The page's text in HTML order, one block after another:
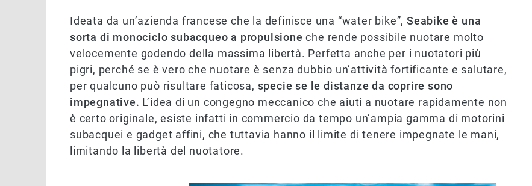
Ideata da un’azienda francese che la definisce una “water bike”, Seabike è una
sorta di monociclo subacqueo a propulsione che rende possibile nuotare molto
velocemente godendo della massima libertà. Perfetta anche per i nuotatori più
pigri, perché se è vero che nuotare è senza dubbio un’attività fortificante e salutare,
per qualcuno può risultare faticosa, specie se le distanze da coprire sono
impegnative. L’idea di un congegno meccanico che aiuti a nuotare rapidamente non
è certo originale, esiste infatti in commercio da tempo un’ampia gamma di motorini
subacquei e gadget affini, che tuttavia hanno il limite di tenere impegnate le mani,
limitando la libertà del nuotatore.